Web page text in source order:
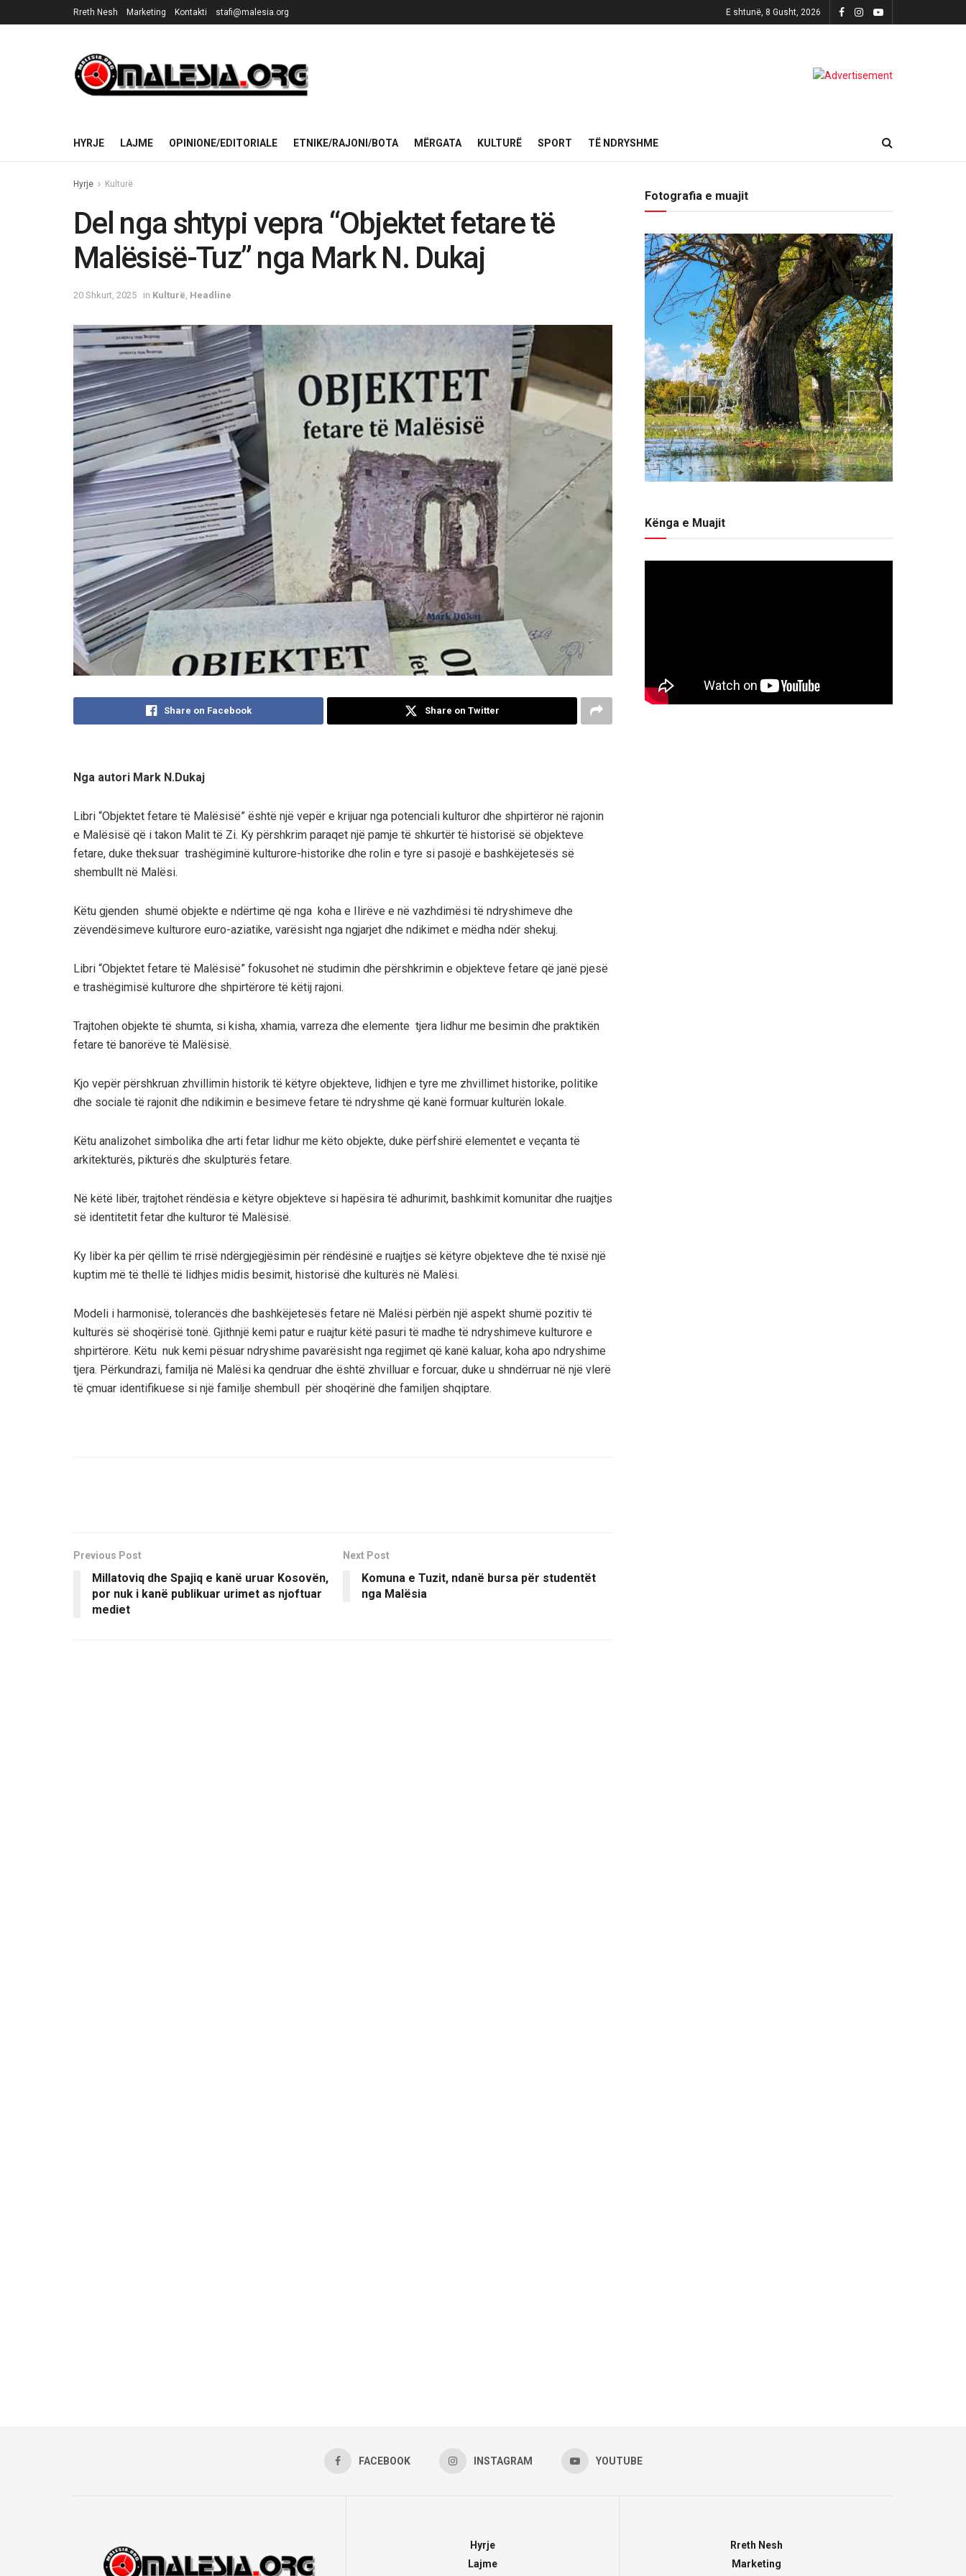
Rreth Nesh Marketing Kontakti stafi@malesia.org E shtunë, 8 Gusht, 2026
HYRJE LAJME OPINIONE/EDITORIALE ETNIKE/RAJONI/BOTA MËRGATA KULTURË SPORT TË NDRYSHME
Hyrje Kulturë
Del nga shtypi vepra “Objektet fetare të
Malësisë-Tuz” nga Mark N. Dukaj
20 Shkurt, 2025 in Kulturë Headline
Share on Facebook Share on Twitter
Nga autori Mark N.Dukaj
Libri “Objektet fetare të Malësisë” është një vepër e krijuar nga potenciali kulturor dhe shpirtëror në rajonin
e Malësisë që i takon Malit të Zi. Ky përshkrim paraqet një pamje të shkurtër të historisë së objekteve
fetare, duke theksuar trashëgiminë kulturore-historike dhe rolin e tyre si pasojë e bashkëjetesës së
shembullt në Malësi.
Këtu gjenden shumë objekte e ndërtime që nga koha e Ilirëve e në vazhdimësi të ndryshimeve dhe
zëvendësimeve kulturore euro-aziatike, varësisht nga ngjarjet dhe ndikimet e mëdha ndër shekuj.
Libri “Objektet fetare të Malësisë” fokusohet në studimin dhe përshkrimin e objekteve fetare që janë pjesë
e trashëgimisë kulturore dhe shpirtërore të këtij rajoni.
Trajtohen objekte të shumta, si kisha, xhamia, varreza dhe elemente tjera lidhur me besimin dhe praktikën
fetare të banorëve të Malësisë.
Kjo vepër përshkruan zhvillimin historik të këtyre objekteve, lidhjen e tyre me zhvillimet historike, politike
dhe sociale të rajonit dhe ndikimin e besimeve fetare të ndryshme që kanë formuar kulturën lokale.
Këtu analizohet simbolika dhe arti fetar lidhur me këto objekte, duke përfshirë elementet e veçanta të
arkitekturës, pikturës dhe skulpturës fetare.
Në këtë libër, trajtohet rëndësia e këtyre objekteve si hapësira të adhurimit, bashkimit komunitar dhe ruajtjes
së identitetit fetar dhe kulturor të Malësisë.
Ky libër ka për qëllim të rrisë ndërgjegjësimin për rëndësinë e ruajtjes së këtyre objekteve dhe të nxisë një
kuptim më të thellë të lidhjes midis besimit, historisë dhe kulturës në Malësi.
Modeli i harmonisë, tolerancës dhe bashkëjetesës fetare në Malësi përbën një aspekt shumë pozitiv të
kulturës së shoqërisë tonë. Gjithnjë kemi patur e ruajtur këtë pasuri të madhe të ndryshimeve kulturore e
shpirtërore. Këtu nuk kemi pësuar ndryshime pavarësisht nga regjimet që kanë kaluar, koha apo ndryshime
tjera. Përkundrazi, familja në Malësi ka qendruar dhe është zhvilluar e forcuar, duke u shndërruar në një vlerë
të çmuar identifikuese si një familje shembull për shoqërinë dhe familjen shqiptare.
Previous Post
Millatoviq dhe Spajiq e kanë uruar Kosovën,
por nuk i kanë publikuar urimet as njoftuar
mediet
Next Post
Komuna e Tuzit, ndanë bursa për studentët
nga Malësia
Fotografia e muajit
Kënga e Muajit
FACEBOOK INSTAGRAM YOUTUBE
Hyrje
Lajme
Rreth Nesh
Marketing